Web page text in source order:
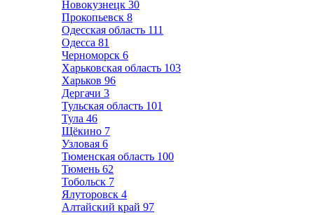
Новокузнецк 30
Прокопьевск 8
Одесская область 111
Одесса 81
Черноморск 6
Харьковская область 103
Харьков 96
Дергачи 3
Тульская область 101
Тула 46
Щёкино 7
Узловая 6
Тюменская область 100
Тюмень 62
Тобольск 7
Ялуторовск 4
Алтайский край 97